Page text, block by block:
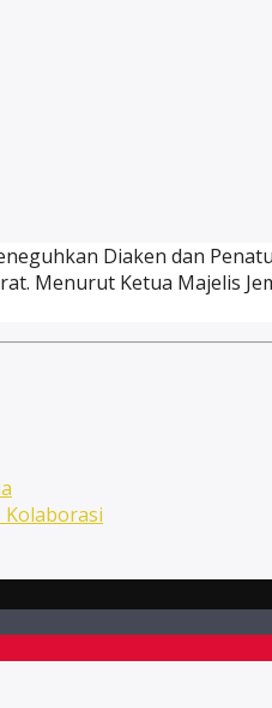
Diaken dan
Menurut Ketua Majelis
Kolaborasi